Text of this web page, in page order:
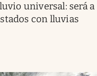
universal: será a
con lluvias